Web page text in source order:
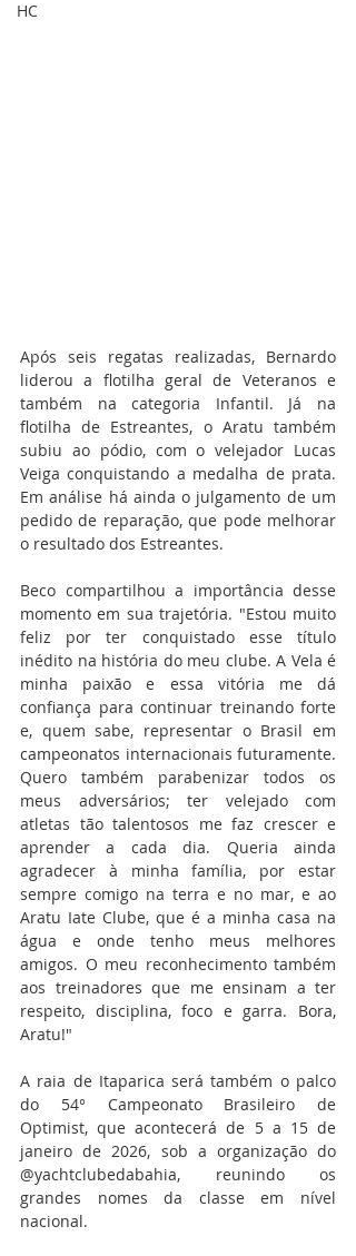
HC
Após seis regatas realizadas, Bernardo
liderou a flotilha geral de Veteranos e
também na categoria Infantil. Já na
flotilha de Estreantes, o Aratu também
subiu ao pódio, com o velejador Lucas
Veiga conquistando a medalha de prata.
Em análise há ainda o julgamento de um
pedido de reparação, que pode melhorar
o resultado dos Estreantes.
Beco compartilhou a importância desse
momento em sua trajetória. "Estou muito
feliz por ter conquistado esse título
inédito na história do meu clube. A Vela é
minha paixão e essa vitória me dá
confiança para continuar treinando forte
e, quem sabe, representar o Brasil em
campeonatos internacionais futuramente.
Quero também parabenizar todos os
meus adversários; ter velejado com
atletas tão talentosos me faz crescer e
aprender a cada dia. Queria ainda
agradecer à minha família, por estar
sempre comigo na terra e no mar, e ao
Aratu Iate Clube, que é a minha casa na
água e onde tenho meus melhores
amigos. O meu reconhecimento também
aos treinadores que me ensinam a ter
respeito, disciplina, foco e garra. Bora,
Aratu!"
A raia de Itaparica será também o palco
do 54° Campeonato Brasileiro de
Optimist, que acontecerá de 5 a 15 de
janeiro de 2026, sob a organização do
@yachtclubedabahia, reunindo os
grandes nomes da classe em nível
nacional.